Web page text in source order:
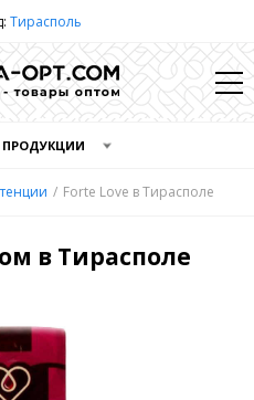
Тирасполь
ПРОДУКЦИИ
Forte Love в Тирасполе
в Тирасполе